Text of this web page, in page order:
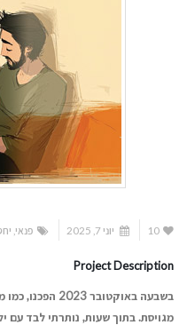
10 יוני 7, 2025 פנאי
Project Description
בשבעה באוקטובר 2023 הפכנו, כמו משפחות רבות אחרות בישראל
מגויסת. בתוך שעות, נותרתי לבד עם